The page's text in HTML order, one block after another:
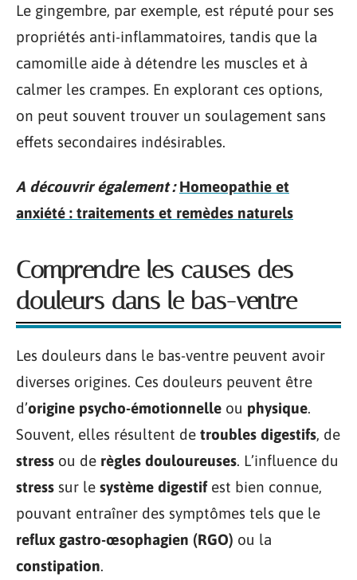
Le gingembre, par exemple, est réputé pour ses
propriétés anti-inflammatoires, tandis que la
camomille aide à détendre les muscles et à
calmer les crampes. En explorant ces options,
on peut souvent trouver un soulagement sans
effets secondaires indésirables.
A découvrir également : Homeopathie et
anxiété : traitements et remèdes naturels
Comprendre les causes des
douleurs dans le bas-ventre
Les douleurs dans le bas-ventre peuvent avoir
diverses origines. Ces douleurs peuvent être
d’origine psycho-émotionnelle ou physique.
Souvent, elles résultent de troubles digestifs, de
stress ou de règles douloureuses. L’influence du
stress sur le système digestifest bien connue,
pouvant entraîner des symptômes tels que le
reflux gastro-œsophagien (RGO) ou la
constipation.